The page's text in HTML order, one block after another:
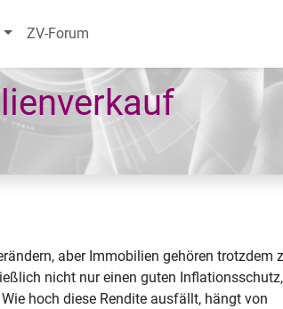
ZV-Forum
aber Immobilien gehören trotzdem
nicht nur einen guten Inflationsschutz,
hoch diese Rendite ausfällt, hängt von